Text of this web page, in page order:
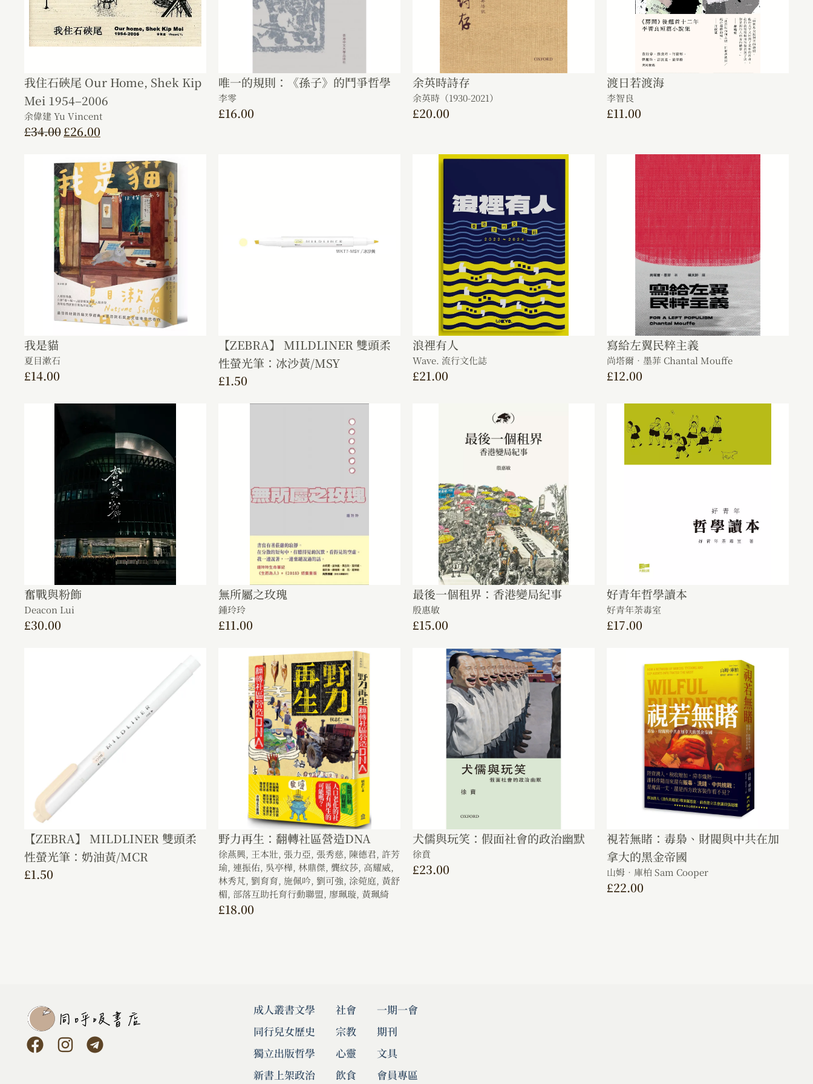
我住石硤尾 Our Home, Shek Kip
Mei 1954–2006
余偉建 Yu Vincent
£34.00£26.00
唯一的規則：《孫子》的鬥爭哲學
李零
£16.00
余英時詩存
余英時（1930-2021）
£20.00
渡日若渡海
李智良
£11.00
我是貓
夏目漱石
£14.00
【ZEBRA】 MILDLINER 雙頭柔
性螢光筆：冰沙黃/MSY
£1.50
浪𥚃有人
Wave. 流行文化誌
£21.00
寫給左翼民粹主義
尚塔爾．墨菲 Chantal Mouffe
£12.00
奮戰與粉飾
Deacon Lui
£30.00
無所屬之玫瑰
鍾玲玲
£11.00
最後一個租界：香港變局紀事
殷惠敏
£15.00
好青年哲學讀本
好青年荼毒室
£17.00
【ZEBRA】 MILDLINER 雙頭柔
性螢光筆：奶油黃/MCR
£1.50
野力再生：翻轉社區營造DNA
徐燕興, 王本壯, 張力亞, 張秀慈, 陳德君, 許芳
瑜, 連振佑, 吳亭樺, 林鼎傑, 龔紋莎, 高耀威,
林秀芃, 劉育育, 施佩吟, 劉可強, 涂菀庭, 黃舒
楣, 部落互助托育行動聯盟, 廖珮璇, 黃珮綺
£18.00
犬儒與玩笑：假面社會的政治幽默
徐賁
£23.00
視若無睹：毒梟、財閥與中共在加
拿大的黑金帝國
山姆．庫柏 Sam Cooper
£22.00
成人叢書
同行兒女
獨立出版
新書上架
文學
歷史
哲學
政治
社會
宗教
心靈
飲食
一期一會
期刊
文具
會員專區